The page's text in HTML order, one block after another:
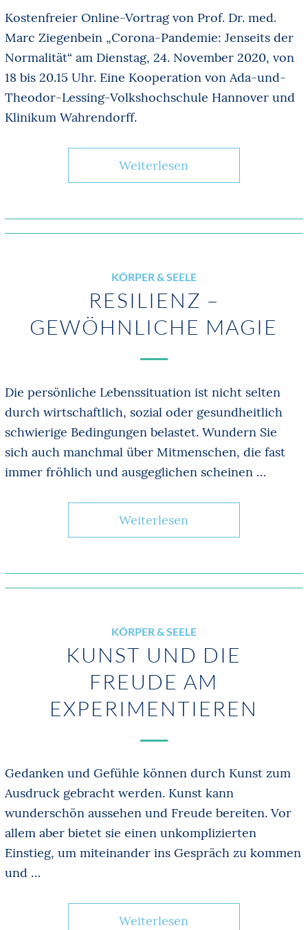
Kostenfreier Online-Vortrag von Prof. Dr. med.
Marc Ziegenbein „Corona-Pandemie: Jenseits der
Normalität“ am Dienstag, 24. November 2020, von
18 bis 20.15 Uhr. Eine Kooperation von Ada-und-
Theodor-Lessing-Volkshochschule Hannover und
Klinikum Wahrendorff.
Weiterlesen
KÖRPER & SEELE
RESILIENZ –
GEWÖHNLICHE MAGIE
Die persönliche Lebenssituation ist nicht selten
durch wirtschaftlich, sozial oder gesundheitlich
schwierige Bedingungen belastet. Wundern Sie
sich auch manchmal über Mitmenschen, die fast
immer fröhlich und ausgeglichen scheinen …
Weiterlesen
KÖRPER & SEELE
KUNST UND DIE
FREUDE AM
EXPERIMENTIEREN
Gedanken und Gefühle können durch Kunst zum
Ausdruck gebracht werden. Kunst kann
wunderschön aussehen und Freude bereiten. Vor
allem aber bietet sie einen unkomplizierten
Einstieg, um miteinander ins Gespräch zu kommen
und …
Weiterlesen